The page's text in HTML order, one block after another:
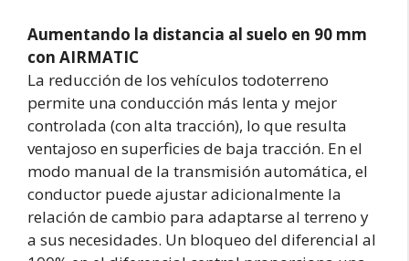
Aumentando la distancia al suelo en 90 mm
con AIRMATIC
La reducción de los vehículos todoterreno
permite una conducción más lenta y mejor
controlada (con alta tracción), lo que resulta
ventajoso en superficies de baja tracción. En el
modo manual de la transmisión automática, el
conductor puede ajustar adicionalmente la
relación de cambio para adaptarse al terreno y
a sus necesidades. Un bloqueo del diferencial al